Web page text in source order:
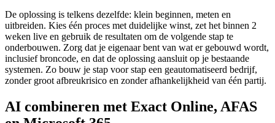
De oplossing is telkens dezelfde: klein beginnen, meten en
uitbreiden. Kies één proces met duidelijke winst, zet het binnen 2
weken live en gebruik de resultaten om de volgende stap te
onderbouwen. Zorg dat je eigenaar bent van wat er gebouwd wordt,
inclusief broncode, en dat de oplossing aansluit op je bestaande
systemen. Zo bouw je stap voor stap een geautomatiseerd bedrijf,
zonder groot afbreukrisico en zonder afhankelijkheid van één partij.
AI combineren met Exact Online, AFAS